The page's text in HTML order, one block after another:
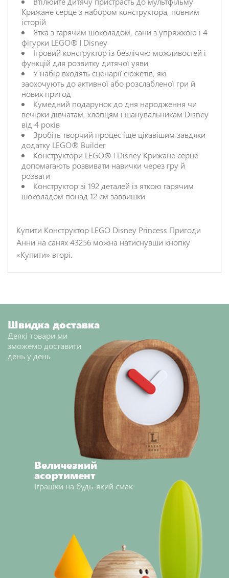
Крижане серце з набором конструктора, повним
історій
Ятка з гарячим шоколадом, сани з упряжкою і 4
фігурки LEGO® ǀ Disney
Ігровий конструктор із безліччю можливостей і
функцій для розвитку дитячої уяви
У набір входять сценарії сюжетів, які
заохочують до активної або розслабленої гри й
нових пригод
Кумедний подарунок до дня народження чи
вечірки дівчатам, хлопцям і шанувальникам Disney
від 4 років
Зробіть творчий процес іще цікавішим завдяки
додатку LEGO® Builder
Конструктори LEGO® ǀ Disney Крижане серце
допомагають розвивати навички через гру й
розваги
Конструктор зі 192 деталей із яткою гарячим
шоколадом понад 12 см заввишки
Купити Конструктор LEGO Disney Princess Пригоди
Анни на санях 43256 можна натиснувши кнопку
«Купити» вгорі.
НАДІСЛАТИ ВІДГУК
Швидка доставка
Деякі товари ми
зможемо доставити
день у день
Величезний
асортимент
Іграшки на будь-який смак